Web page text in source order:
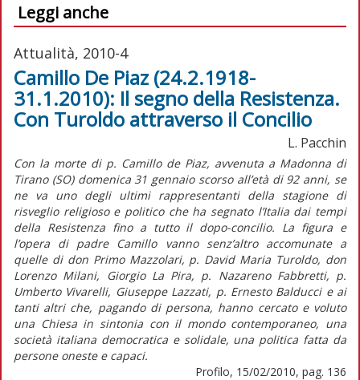
Leggi anche
Attualità, 2010-4
Camillo De Piaz (24.2.1918-
31.1.2010): Il segno della Resistenza.
Con Turoldo attraverso il Concilio
L. Pacchin
Con la morte di p. Camillo de Piaz, avvenuta a Madonna di
Tirano (SO) domenica 31 gennaio scorso all’età di 92 anni, se
ne va uno degli ultimi rappresentanti della stagione di
risveglio religioso e politico che ha segnato l’Italia dai tempi
della Resistenza fino a tutto il dopo-concilio. La figura e
l’opera di padre Camillo vanno senz’altro accomunate a
quelle di don Primo Mazzolari, p. David Maria Turoldo, don
Lorenzo Milani, Giorgio La Pira, p. Nazareno Fabbretti, p.
Umberto Vivarelli, Giuseppe Lazzati, p. Ernesto Balducci e ai
tanti altri che, pagando di persona, hanno cercato e voluto
una Chiesa in sintonia con il mondo contemporaneo, una
società italiana democratica e solidale, una politica fatta da
persone oneste e capaci.
Profilo, 15/02/2010, pag. 136